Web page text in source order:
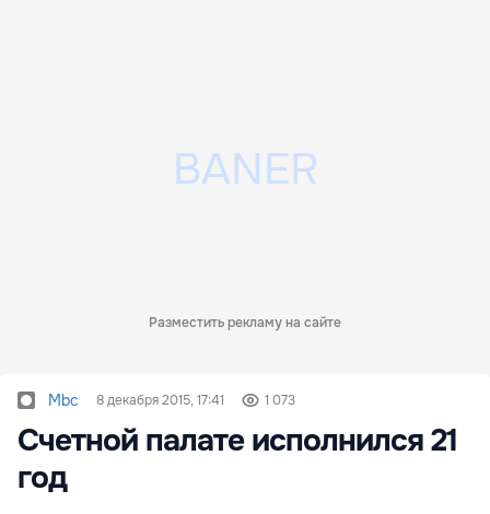
Разместить рекламу на сайте
Mbc 8 декабря 2015, 17:41 1 073
Счетной палате исполнился 21
год